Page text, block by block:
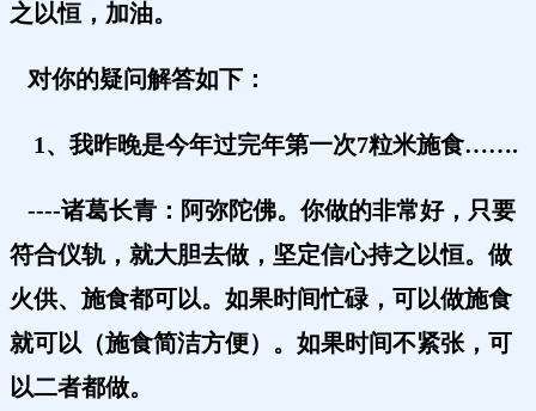
之以恒，加油。
对你的疑问解答如下：
1、我昨晚是今年过完年第一次7粒米施食…….
----诸葛长青：阿弥陀佛。你做的非常好，只要
符合仪轨，就大胆去做，坚定信心持之以恒。做
火供、施食都可以。如果时间忙碌，可以做施食
就可以（施食简洁方便）。如果时间不紧张，可
以二者都做。